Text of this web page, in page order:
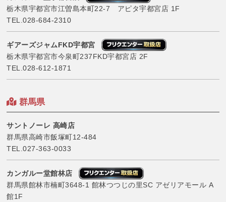
栃木県宇都宮市江曽島本町22-7 アピタ宇都宮店 1F
TEL.028-684-2310
ギアーズジャムFKD宇都宮
栃木県宇都宮市今泉町237FKD宇都宮店 2F
TEL.028-612-1871
群馬県
サントノーレ 高崎店
群馬県高崎市飯塚町12-484
TEL.027-363-0033
カンガルー堂館林店
群馬県館林市楠町3648-1 館林つつじの里SC アゼリアモール A
館1F